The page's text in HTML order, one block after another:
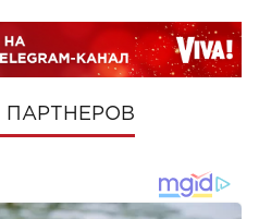
ПАРТНЕРОВ